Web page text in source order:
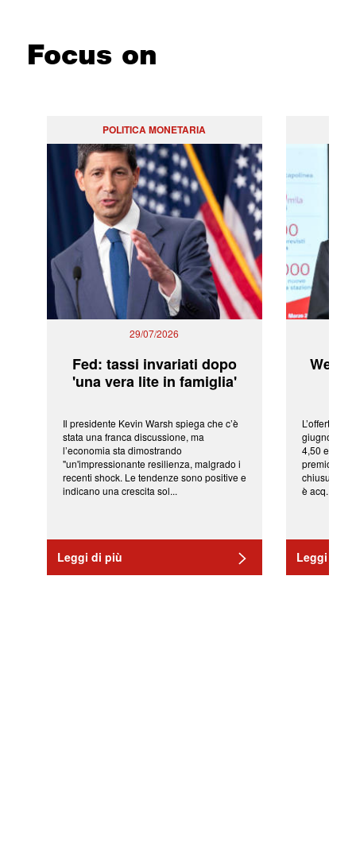
Focus on
POLITICA MONETARIA
29/07/2026
Fed: tassi invariati dopo
'una vera lite in famiglia'
Il presidente Kevin Warsh spiega che c’è
stata una franca discussione, ma
l’economia sta dimostrando
"un'impressionante resilienza, malgrado i
recenti shock. Le tendenze sono positive e
indicano una crescita sol...
Leggi di più
L’offerta
giugno da
4,50 euro
premio di
chiusura
è acq...
Leggi di